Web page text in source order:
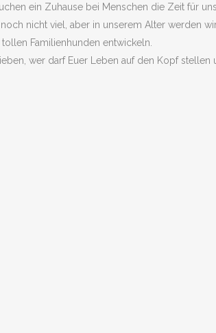
ein Zuhause bei Menschen die Zeit für
noch nicht viel, aber in unserem Alter werden
tollen Familienhunden entwickeln.
wer darf Euer Leben auf den Kopf stellen